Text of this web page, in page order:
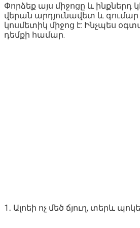
Փորձեք այս միջոցը և ինքներդ
վերան արդյունավետ և
կոսմետիկ միջոց է: Ինչպես
դեմքի համար.
1․ Ալոեի ոչ մեծ ճյուղ, տերև